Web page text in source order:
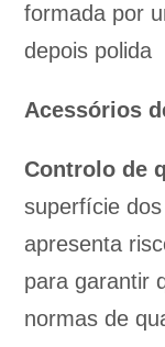
formada por
depois polida
Acessórios
Controlo de
superfície
apresenta
para garantir
normas de